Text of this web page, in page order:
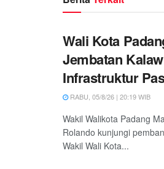
Wali Kota
Jembatan
Infrastruktur
RABU, 05/8/26 | 20:19 WIB
Wakil Walikota Padang
Rolando kunjungi
Wakil Wali Kota...